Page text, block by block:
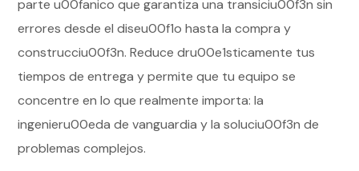
parte u00fanico que garantiza una transiciu00f3n sin
errores desde el diseu00f1o hasta la compra y
construcciu00f3n. Reduce dru00e1sticamente tus
tiempos de entrega y permite que tu equipo se
concentre en lo que realmente importa: la
ingenieru00eda de vanguardia y la soluciu00f3n de
problemas complejos.